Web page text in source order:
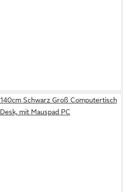
Schwarz Groß Computertisch
mit Mauspad PC